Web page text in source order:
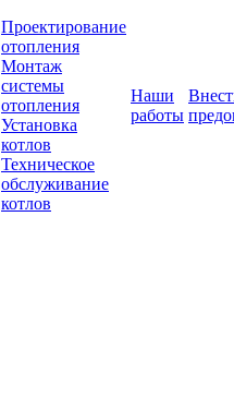
Проектирование
отопления
Монтаж
системы
отопления
Установка
котлов
Техническое
обслуживание
котлов
Наши
работы